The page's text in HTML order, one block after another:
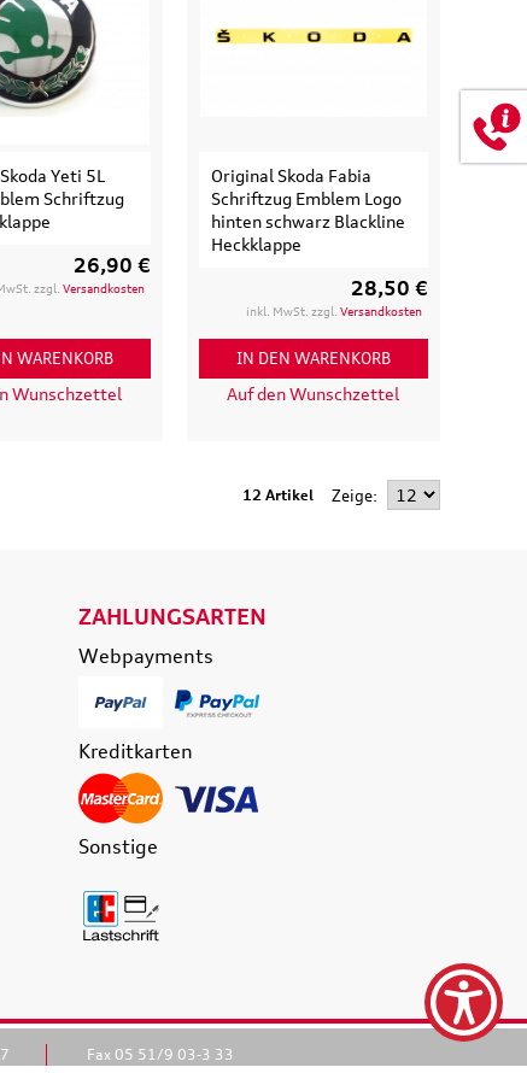
Yeti 5L
Schriftzug
26,90 €
zzgl. Versandkosten
WARENKORB
Wunschzettel
Original Skoda Fabia
Schriftzug Emblem Logo
hinten schwarz Blackline
Heckklappe
28,50 €
inkl. MwSt. zzgl. Versandkosten
IN DEN WARENKORB
Auf den Wunschzettel
12 Artikel Zeige
ZAHLUNGSARTEN
Webpayments
Kreditkarten
Sonstige
Fax 05 51/9 03-3 33